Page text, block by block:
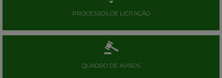
PROCESSOS DE LICITAÇÃO
QUADRO DE AVISOS